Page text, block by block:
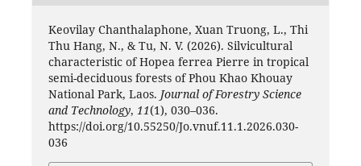
Keovilay Chanthalaphone, Xuan Truong, L., Thi
Thu Hang, N., & Tu, N. V. (2026). Silvicultural
characteristic of Hopea ferrea Pierre in tropical
semi-deciduous forests of Phou Khao Khouay
National Park, Laos. Journal of Forestry Science
and Technology, 11(1), 030–036.
https://doi.org/10.55250/Jo.vnuf.11.1.2026.030-
036